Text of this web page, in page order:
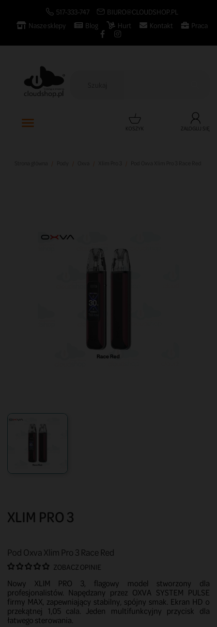
517-333-747
BIURO@CLOUDSHOP.PL
Nasze sklepy
Blog Hurt Kontakt Praca
KOSZYK ZALOGUJ SIĘ
XLIM PRO 3
Pod Oxva Xlim Pro 3 Race Red
ZOBACZ OPINIE
Nowy XLIM PRO 3, flagowy model stworzony dla
profesjonalistów. Napędzany przez OXVA SYSTEM PULSE
firmy MAX, zapewniający stabilny, spójny smak. Ekran HD o
przekątnej 1,05 cala. Jeden multifunkcyjny przycisk dla
łatwego sterowania.